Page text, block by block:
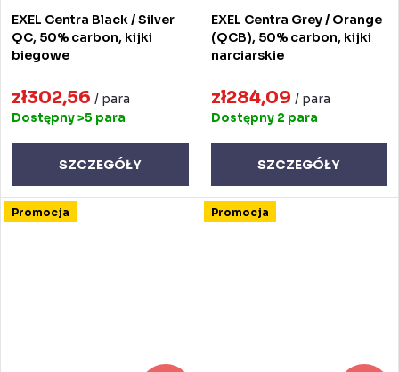
EXEL Centra Black / Silver
QC, 50% carbon, kijki
biegowe
zł302,56 / para
Dostępny>5 para
SZCZEGÓŁY
EXEL Centra Grey / Orange
(QCB), 50% carbon, kijki
narciarskie
zł284,09 / para
Dostępny 2 para
SZCZEGÓŁY
Promocja Promocja